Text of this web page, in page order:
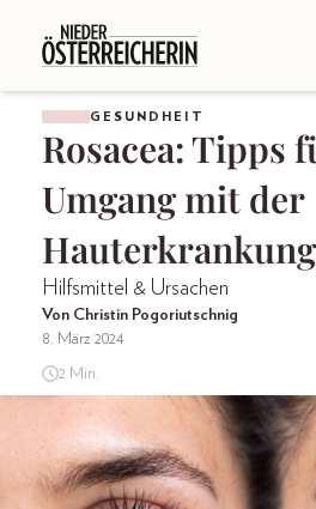
GESUNDHEIT
Rosacea: Tipps
Umgang mit der
Hauterkrankung
Hilfsmittel & Ursachen
Von Christin Pogoriutschnig
8. März 2024
2 Min.